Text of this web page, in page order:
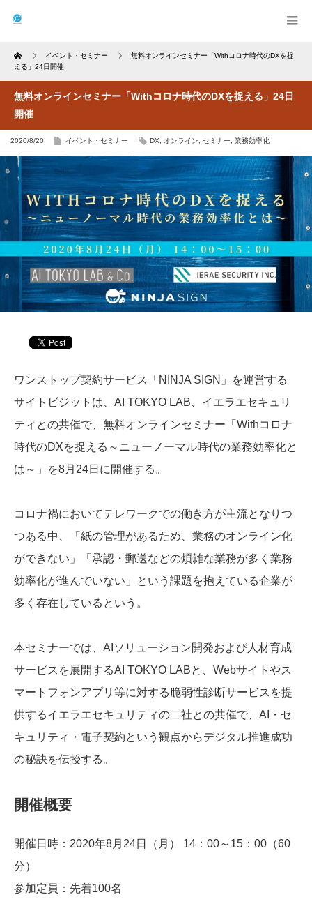
Home イベント・セミナー
無料オンラインセミナー「Withコロナ時代のDXを捉
える」24日開催
無料オンラインセミナー「Withコロナ時代のDXを捉える」24日
開催
2020/8/20 イベント・セミナー DX オンライン セミナー 業務効率化
ワンストップ契約サービス「NINJA SIGN」を運営する
サイトビジットは、AI TOKYO LAB、イエラエセキュリ
ティとの共催で、無料オンラインセミナー「Withコロナ
時代のDXを捉える～ニューノーマル時代の業務効率化と
は～」を8月24日に開催する。
コロナ禍においてテレワークでの働き方が主流となりつ
つある中、「紙の管理があるため、業務のオンライン化
ができない」「承認・郵送などの煩雑な業務が多く業務
効率化が進んでいない」という課題を抱えている企業が
多く存在しているという。
本セミナーでは、AIソリューション開発および人材育成
サービスを展開するAI TOKYO LABと、Webサイトやス
マートフォンアプリ等に対する脆弱性診断サービスを提
供するイエラエセキュリティの二社との共催で、AI・セ
キュリティ・電子契約という観点からデジタル推進成功
の秘訣を伝授する。
開催概要
開催日時：2020年8月24日（月） 14：00～15：00（60
分）
参加定員：先着100名